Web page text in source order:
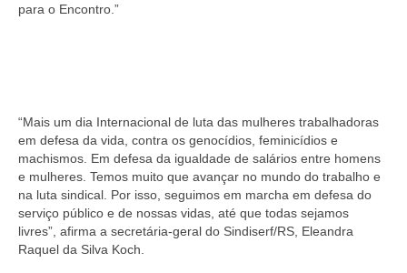
para o Encontro.”
“Mais um dia Internacional de luta das mulheres trabalhadoras
em defesa da vida, contra os genocídios, feminicídios e
machismos. Em defesa da igualdade de salários entre homens
e mulheres. Temos muito que avançar no mundo do trabalho e
na luta sindical. Por isso, seguimos em marcha em defesa do
serviço público e de nossas vidas, até que todas sejamos
livres”, afirma a secretária-geral do Sindiserf/RS, Eleandra
Raquel da Silva Koch.